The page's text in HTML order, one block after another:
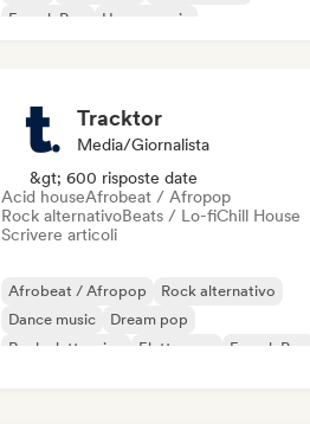
French Pop
House music
Tracktor
Media/Giornalista
&gt; 600 risposte date
Acid houseAfrobeat / Afropop
Rock alternativoBeats / Lo-fiChill House
Scrivere articoli
Afrobeat / Afropop
Rock alternativo
Dance music
Dream pop
Rock elettronico
Elettropop
French Pop